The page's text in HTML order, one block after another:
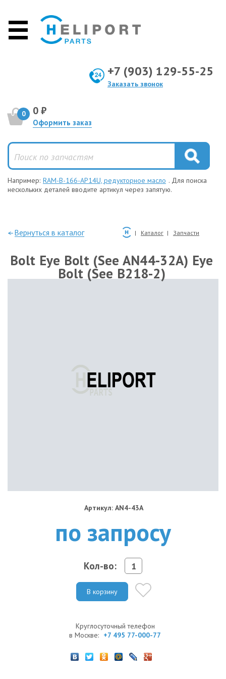
+7 (903) 129-55-25
Заказать звонок
0 0 ₽
Оформить заказ
Например: RAM-B-166-AP14U, редукторное масло . Для поиска
нескольких деталей вводите артикул через запятую.
—Вернуться в каталог Каталог Запчасти
Bolt Eye Bolt (See AN44-32A) Eye
Bolt (See B218-2)
Артикул: AN4-43A
по запросу
Кол-во:
В корзину
Круглосуточный телефон
в Москве: +7 495 77-000-77